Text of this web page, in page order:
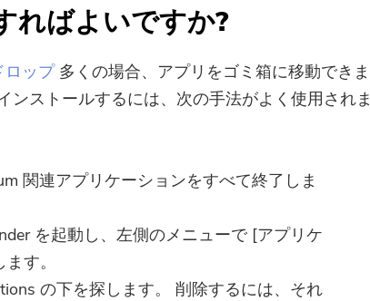
ればよいですか?
ロップ多くの場合、アプリをゴミ箱に移動できま
ンストールするには、次の手法がよく使用されま
関連アプリケーションをすべて終了しま
を起動し、左側のメニューで [アプリケ
す。
の下を探します。 削除するには、それ
最新のアップデートとオファー
を購読する
アドレスを入力してく
ださい。
ご購読ありがとうございます。